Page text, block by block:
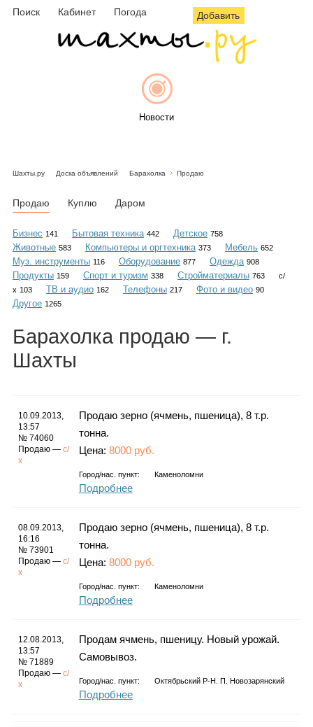
Поиск Кабинет Погода Добавить
Новости
Объявления
Гороскоп
Фотогалерея
Шахты.ру Доска объявлений Барахолка Продаю
Продаю Куплю Даром
Бизнес 141 Бытовая техника 442 Детское 758
Животные 583 Компьютеры и оргтехника 373 Мебель 652
Муз. инструменты 116 Оборудование 877 Одежда 908
Продукты 159 Спорт и туризм 338 Стройматериалы 763
с/
х 103 ТВ и аудио 162 Телефоны 217 Фото и видео 90
Другое 1265
Барахолка продаю — г.
Шахты
10.09.2013,
13:57
№ 74060
Продаю —с/
х
Продаю зерно (ячмень, пшеница), 8 т.р.
тонна.
Цена: 8000 руб.
Город/нас. пункт: Каменоломни
Подробнее
08.09.2013,
16:16
№ 73901
Продаю —с/
х
Продаю зерно (ячмень, пшеница), 8 т.р.
тонна.
Цена: 8000 руб.
Город/нас. пункт: Каменоломни
Подробнее
12.08.2013,
13:57
№ 71889
Продаю —с/
х
Продам ячмень, пшеницу. Новый урожай.
Самовывоз.
Город/нас. пункт: Октябрьский Р-Н. П. Новозарянский
Подробнее